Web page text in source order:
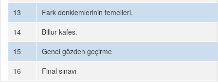
13
Fark denklemlerinin temelleri.
14
Billur kafes.
15
Genel gözden geçirme
16
Final sınavı